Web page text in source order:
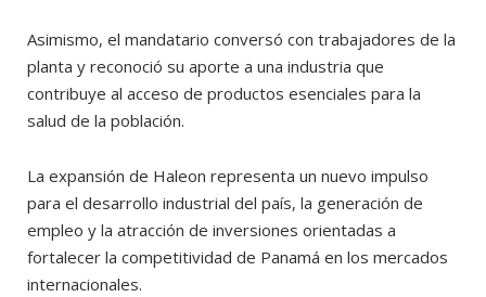
Asimismo, el mandatario conversó con trabajadores de la
planta y reconoció su aporte a una industria que
contribuye al acceso de productos esenciales para la
salud de la población.
La expansión de Haleon representa un nuevo impulso
para el desarrollo industrial del país, la generación de
empleo y la atracción de inversiones orientadas a
fortalecer la competitividad de Panamá en los mercados
internacionales.